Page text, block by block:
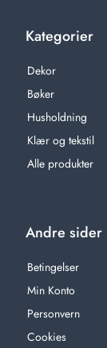
Kategorier
Dekor
Bøker
Husholdning
Klær og tekstil
Alle produkter
Andre sider
Betingelser
Min Konto
Personvern
Cookies